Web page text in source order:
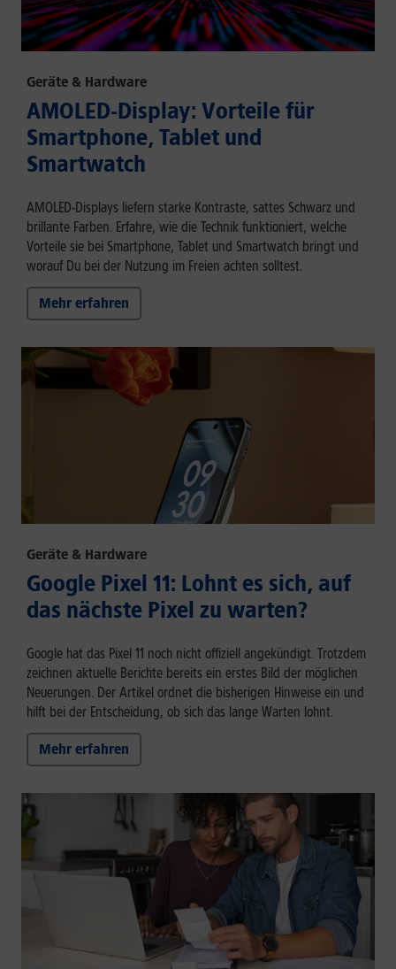
Geräte & Hardware
AMOLED-Display: Vorteile für
Smartphone, Tablet und
Smartwatch
AMOLED-Displays liefern starke Kontraste, sattes Schwarz und
brillante Farben. Erfahre, wie die Technik funktioniert, welche
Vorteile sie bei Smartphone, Tablet und Smartwatch bringt und
worauf Du bei der Nutzung im Freien achten solltest.
Mehr erfahren
Geräte & Hardware
Google Pixel 11: Lohnt es sich, auf
das nächste Pixel zu warten?
Google hat das Pixel 11 noch nicht offiziell angekündigt. Trotzdem
zeichnen aktuelle Berichte bereits ein erstes Bild der möglichen
Neuerungen. Der Artikel ordnet die bisherigen Hinweise ein und
hilft bei der Entscheidung, ob sich das lange Warten lohnt.
Mehr erfahren